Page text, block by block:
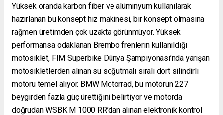
Yüksek oranda karbon fiber ve alüminyum kullanılarak
hazırlanan bu konsept hız makinesi, bir konsept olmasına
rağmen üretimden çok uzakta görünmüyor. Yüksek
performansa odaklanan Brembo frenlerin kullanıldığı
motosiklet, FIM Superbike Dünya Şampiyonası’nda yarışan
motosikletlerden alınan su soğutmalı sıralı dört silindirli
motoru temel alıyor. BMW Motorrad, bu motorun 227
beygirden fazla güç ürettiğini belirtiyor ve motorda
doğrudan WSBK M 1000 RR’dan alınan elektronik kontrol